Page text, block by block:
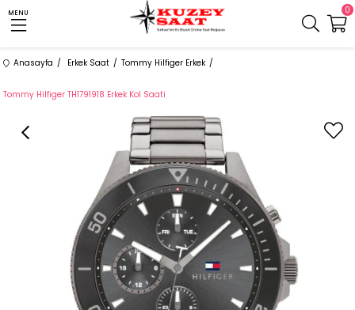
MENU 0
Anasayfa Erkek Saat Tommy Hilfiger Erkek
Tommy Hilfiger TH1791918 Erkek Kol Saati